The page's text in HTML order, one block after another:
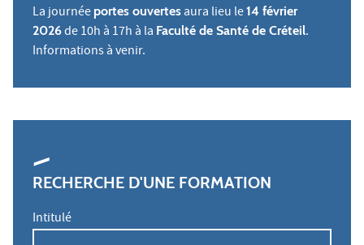
La journée portes ouvertes aura lieu le14 février
2026de 10h à 17h à la Faculté de Santé de Créteil.
Informations à venir.
RECHERCHE D'UNE FORMATION
Intitulé